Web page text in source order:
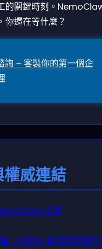
的關鍵時刻。
你還在等什麼？
詢 – 客製你的第一個企
威連結
公告
：NVIDIA 開放原始碼代